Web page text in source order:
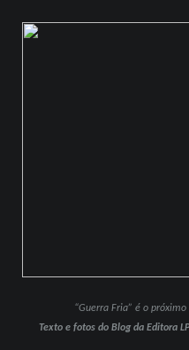
“Guerra Fria” é o
Texto e fotos do Blog da Editora